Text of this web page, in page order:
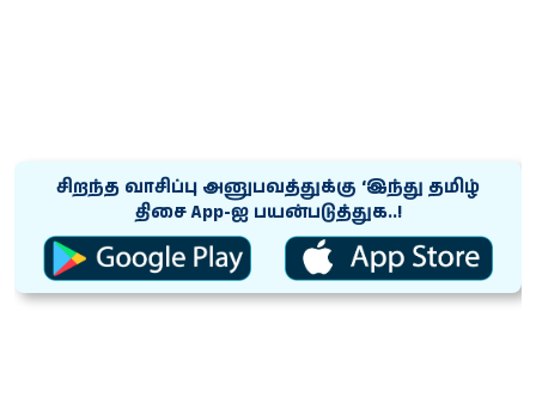
சிறந்த வாசிப்பு அனுபவத்துக்கு ‘இந்து தமிழ்
திசை App-ஐ பயன்படுத்துக..!